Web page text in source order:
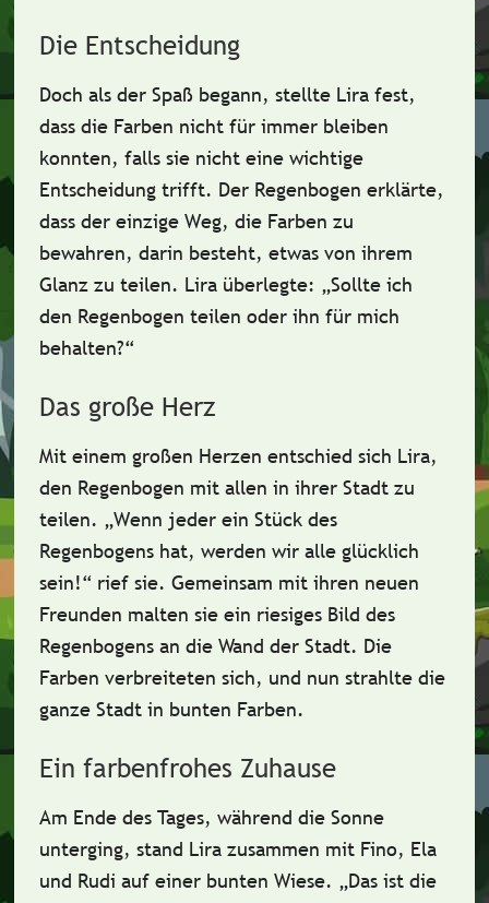
Die Entscheidung
Doch als der Spaß begann, stellte Lira fest,
dass die Farben nicht für immer bleiben
konnten, falls sie nicht eine wichtige
Entscheidung trifft. Der Regenbogen erklärte,
dass der einzige Weg, die Farben zu
bewahren, darin besteht, etwas von ihrem
Glanzzu teilen. Lira überlegte: „Sollte ich
den Regenbogen teilen oder ihn für mich
behalten?“
Das große Herz
Mit einem großen Herzen entschied sich Lira,
den Regenbogen mit allen in ihrer Stadt zu
teilen. „Wenn jeder ein Stück des
Regenbogens hat, werden wir alle glücklich
sein!“ rief sie. Gemeinsam mit ihren neuen
Freunden malten sie ein riesiges Bild des
Regenbogens an die Wand der Stadt. Die
Farben verbreiteten sich, und nun strahlte die
ganze Stadt in bunten Farben.
Ein farbenfrohes Zuhause
Am Ende des Tages, während die Sonne
unterging, stand Lira zusammen mit Fino, Ela
und Rudi auf einer bunten Wiese. „Das ist die